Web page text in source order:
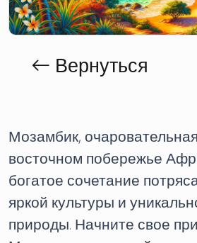
Вернуться
Мозамбик,
восточном побережье
богатое сочетание
яркой культуры и
природы. Начните свое